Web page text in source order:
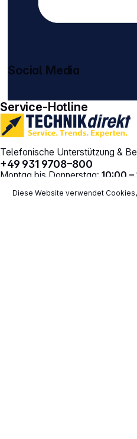
Service-Hotline
Telefonische Unterstützung &
+49 931 9708–800
Montag bis Donnerstag:10:00 –
Vertrag widerrufen
Social Media
Diese Website verwendet